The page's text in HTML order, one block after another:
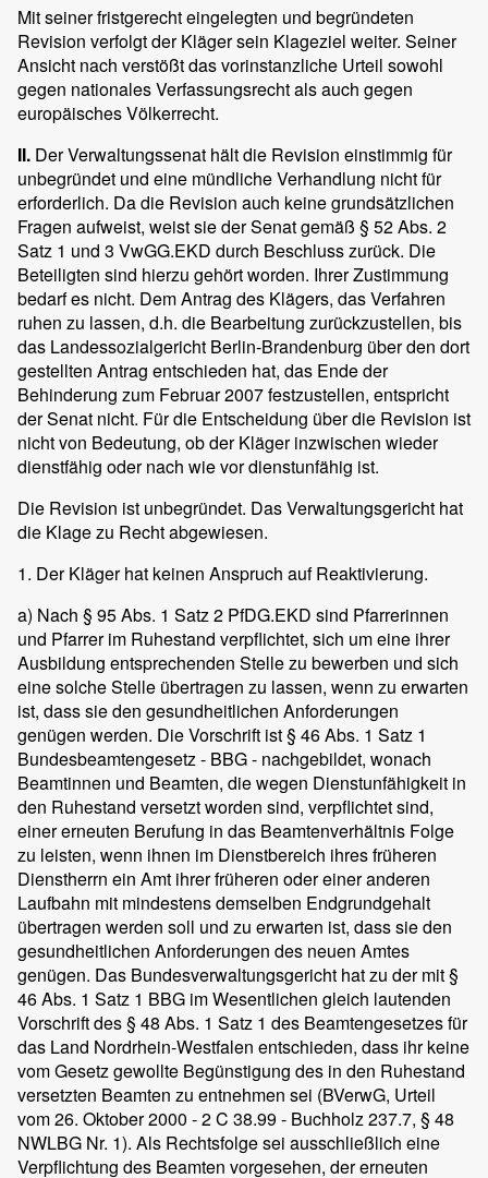
Mit seiner fristgerecht eingelegten und begründeten
Revision verfolgt der Kläger sein Klageziel weiter. Seiner
Ansicht nach verstößt das vorinstanzliche Urteil sowohl
gegen nationales Verfassungsrecht als auch gegen
europäisches Völkerrecht.
II. Der Verwaltungssenat hält die Revision einstimmig für
unbegründet und eine mündliche Verhandlung nicht für
erforderlich. Da die Revision auch keine grundsätzlichen
Fragen aufweist, weist sie der Senat gemäß § 52 Abs. 2
Satz 1 und 3 VwGG.EKD durch Beschluss zurück. Die
Beteiligten sind hierzu gehört worden. Ihrer Zustimmung
bedarf es nicht. Dem Antrag des Klägers, das Verfahren
ruhen zu lassen, d.h. die Bearbeitung zurückzustellen, bis
das Landessozialgericht Berlin-Brandenburg über den dort
gestellten Antrag entschieden hat, das Ende der
Behinderung zum Februar 2007 festzustellen, entspricht
der Senat nicht. Für die Entscheidung über die Revision ist
nicht von Bedeutung, ob der Kläger inzwischen wieder
dienstfähig oder nach wie vor dienstunfähig ist.
Die Revision ist unbegründet. Das Verwaltungsgericht hat
die Klage zu Recht abgewiesen.
1. Der Kläger hat keinen Anspruch auf Reaktivierung.
a) Nach § 95 Abs. 1 Satz 2 PfDG.EKD sind Pfarrerinnen
und Pfarrer im Ruhestand verpflichtet, sich um eine ihrer
Ausbildung entsprechenden Stelle zu bewerben und sich
eine solche Stelle übertragen zu lassen, wenn zu erwarten
ist, dass sie den gesundheitlichen Anforderungen
genügen werden. Die Vorschrift ist § 46 Abs. 1 Satz 1
Bundesbeamtengesetz - BBG - nachgebildet, wonach
Beamtinnen und Beamten, die wegen Dienstunfähigkeit in
den Ruhestand versetzt worden sind, verpflichtet sind,
einer erneuten Berufung in das Beamtenverhältnis Folge
zu leisten, wenn ihnen im Dienstbereich ihres früheren
Dienstherrn ein Amt ihrer früheren oder einer anderen
Laufbahn mit mindestens demselben Endgrundgehalt
übertragen werden soll und zu erwarten ist, dass sie den
gesundheitlichen Anforderungen des neuen Amtes
genügen. Das Bundesverwaltungsgericht hat zu der mit §
46 Abs. 1 Satz 1 BBG im Wesentlichen gleich lautenden
Vorschrift des § 48 Abs. 1 Satz 1 des Beamtengesetzes für
das Land Nordrhein-Westfalen entschieden, dass ihr keine
vom Gesetz gewollte Begünstigung des in den Ruhestand
versetzten Beamten zu entnehmen sei (BVerwG, Urteil
vom 26. Oktober 2000 - 2 C 38.99 - Buchholz 237.7, § 48
NWLBG Nr. 1). Als Rechtsfolge sei ausschließlich eine
Verpflichtung des Beamten vorgesehen, der erneuten